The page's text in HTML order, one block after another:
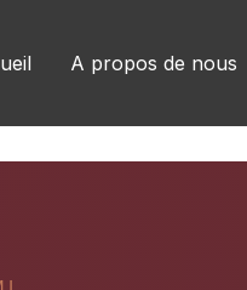
A propos de nous